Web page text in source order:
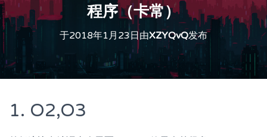
程序（卡常）
于2018年1月23日由XZYQvQ发布
1. O2,O3